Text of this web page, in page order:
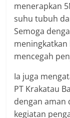
menerapkan
suhu tubuh
Semoga
meningkatkan
mencegah
Ia juga
PT Krakatau
dengan aman
kegiatan